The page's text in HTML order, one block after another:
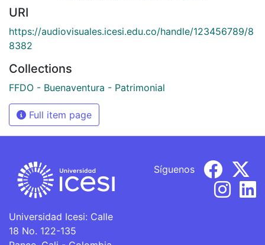
URI
https://audiovisuales.icesi.edu.co/handle/123456789/8
8382
Collections
FFDO - Buenaventura - Patrimonial
Full item page
Universidad Icesi: Calle
18 No. 122-135
Síguenos